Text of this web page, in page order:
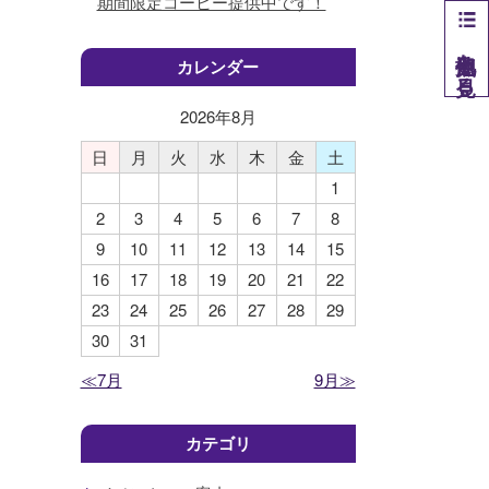
カレンダー
2026年8月
日
月 火 水 木 金
土
1
2
3 4 5 6 7
8
9
10 11 12 13 14
15
16
17 18 19 20 21
22
23
24 25 26 27 28
29
30
31
≪7月
9月≫
カテゴリ
他拠点を見る